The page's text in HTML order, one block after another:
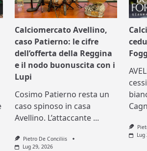
Calciomercato Avellino,
caso Patierno: le cifre
dell’offerta della Reggina
e il nodo buonuscita con i
Lupi
Cosimo Patierno resta un
caso spinoso in casa
Avellino. L’attaccante ...
Pietro De Conciliis
Lug 29, 2026
Lug